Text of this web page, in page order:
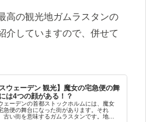
高の観光地ガムラスタンの
介していますので、併せて
スウェーデン 観光】魔女の宅急便の舞
は4つの顔がある！？
ェーデンの首都ストックホルムには、魔女
急便の舞台になった街があります。それ
古い街を意味するガムラスタンです。地図